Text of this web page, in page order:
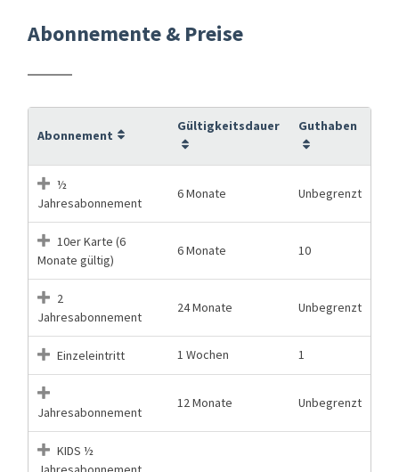
Abonnemente & Preise
Abonnement
Gültigkeitsdauer Guthaben
½
Jahresabonnement
6 Monate Unbegrenzt
10er Karte (6
Monate gültig)
6 Monate 10
2
Jahresabonnement
24 Monate Unbegrenzt
Einzeleintritt 1 Wochen 1
Jahresabonnement
12 Monate Unbegrenzt
KIDS ½